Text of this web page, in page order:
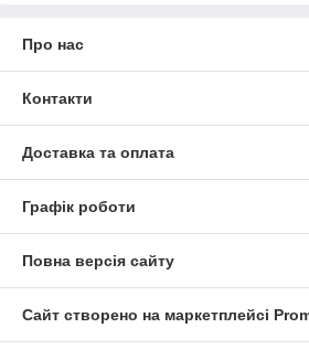
Про нас
Контакти
Доставка та оплата
Графік роботи
Повна версія сайту
Сайт створено на маркетплейсі